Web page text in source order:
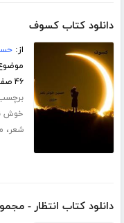
دانلود کتاب کسوف
از:
۴۶ صفحه
خوش
شعر،
دانلود کتاب انتظار -